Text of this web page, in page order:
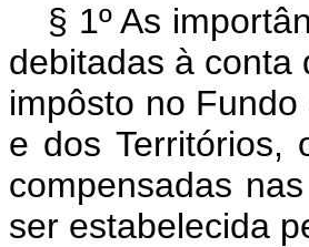
§ 1º As
debitadas à conta
impôsto no
e dos Territórios,
compensadas
ser estabelecida